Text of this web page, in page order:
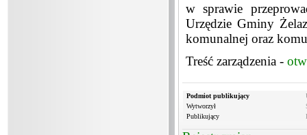
w sprawie
Urzędzie Gminy
komunalnej oraz
Treść zarządzenia -
Podmiot publikujący
Wytworzył
Publikujący